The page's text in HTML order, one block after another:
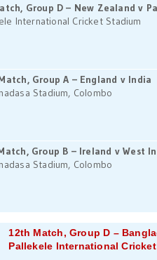
Group D – New Zealand v
International Cricket Stadium
Group A – England v India
Stadium, Colombo
Group B – Ireland v West
Stadium, Colombo
12th Match, Group D –
Pallekele International